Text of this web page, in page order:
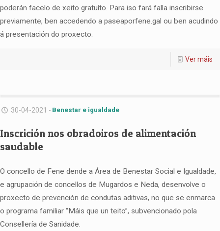
poderán facelo de xeito gratuíto. Para iso fará falla inscribirse
previamente, ben accedendo a paseaporfene.gal ou ben acudindo
á presentación do proxecto.
Ver máis
30-04-2021 - Benestar e igualdade
Inscrición nos obradoiros de alimentación
saudable
O concello de Fene dende a Área de Benestar Social e Igualdade,
e agrupación de concellos de Mugardos e Neda, desenvolve o
proxecto de prevención de condutas aditivas, no que se enmarca
o programa familiar “Máis que un teito”, subvencionado pola
Consellería de Sanidade.